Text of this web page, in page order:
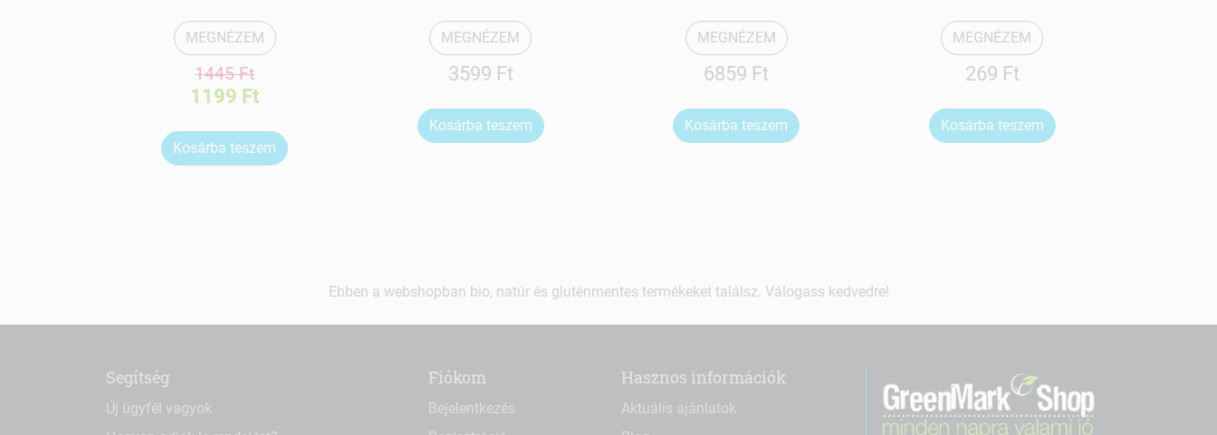
MEGNÉZEM
1445 Ft
1199 Ft
Kosárba teszem
MEGNÉZEM
3599 Ft
Kosárba teszem
MEGNÉZEM
6859 Ft
Kosárba teszem
MEGNÉZEM
269 Ft
Kosárba teszem
Ebben a webshopban bio, natúr és gluténmentes termékeket találsz. Válogass kedvedre!
Segítség
Új ügyfél vagyok
Fiókom
Bejelentkezés
Hasznos információk
Aktuális ajánlatok